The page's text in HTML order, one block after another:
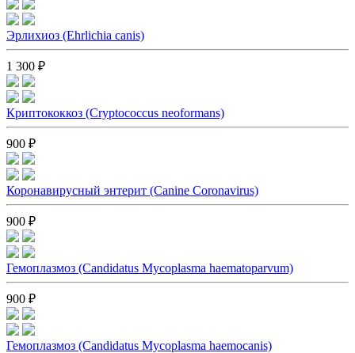
Эрлихиоз (Ehrlichia canis)
1 300 ₽
Криптококкоз (Cryptococcus neoformans)
900 ₽
Коронавирусный энтерит (Canine Coronavirus)
900 ₽
Гемоплазмоз (Candidatus Mycoplasma haematoparvum)
900 ₽
Гемоплазмоз (Candidatus Mycoplasma haemocanis)